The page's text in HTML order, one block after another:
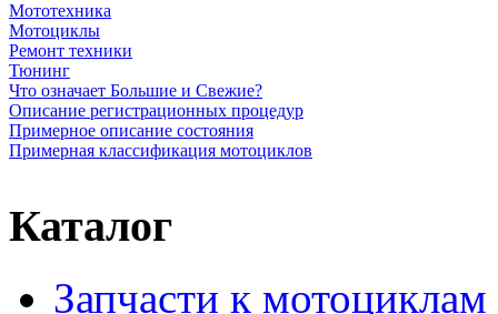
Мототехника
Мотоциклы
Ремонт техники
Тюнинг
Что означает Большие и Свежие?
Описание регистрационных процедур
Примерное описание состояния
Примерная классификация мотоциклов
Каталог
Запчасти к мотоциклам